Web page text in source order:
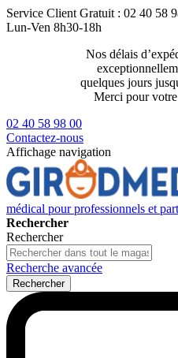
Service Client Gratuit : 02 40 58
Lun-Ven 8h30-18h
Nos délais
quelques jours
Merci pour
02 40 58 98 00
Contactez-nous
Affichage navigation
médical pour professionnels et
Rechercher
Rechercher
Recherche avancée
Rechercher